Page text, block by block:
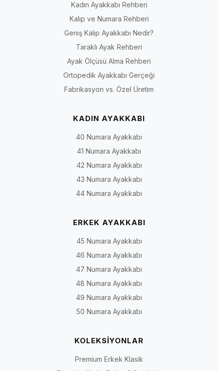
Kadın Ayakkabı Rehberi
Kalıp ve Numara Rehberi
Geniş Kalıp Ayakkabı Nedir?
Taraklı Ayak Rehberi
Ayak Ölçüsü Alma Rehberi
Ortopedik Ayakkabı Gerçeği
Fabrikasyon vs. Özel Üretim
KADIN AYAKKABI
40 Numara Ayakkabı
41 Numara Ayakkabı
42 Numara Ayakkabı
43 Numara Ayakkabı
44 Numara Ayakkabı
ERKEK AYAKKABI
45 Numara Ayakkabı
46 Numara Ayakkabı
47 Numara Ayakkabı
48 Numara Ayakkabı
49 Numara Ayakkabı
50 Numara Ayakkabı
KOLEKSİYONLAR
Premium Erkek Klasik